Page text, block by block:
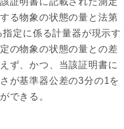
る物象の状態の量と法第
定に係る計量器が現示す
の物象の状態の量との差
ず、かつ、当該証明書に
が基準器公差の3分の1を
できる。